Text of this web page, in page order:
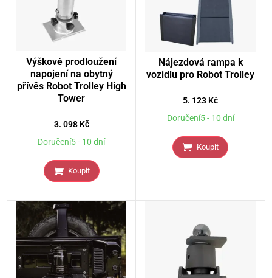
Výškové prodloužení
napojení na obytný
přívěs Robot Trolley High
Tower
3. 098 Kč
Doručení5 - 10 dní
Koupit
Nájezdová rampa k
vozidlu pro Robot Trolley
5. 123 Kč
Doručení5 - 10 dní
Koupit